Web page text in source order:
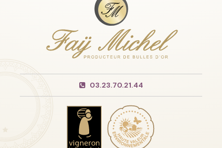
03.23.70.21.44